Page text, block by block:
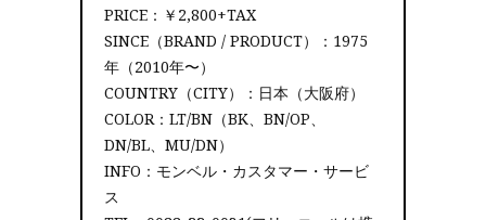
PRICE：￥2,800+TAX
SINCE（BRAND / PRODUCT）：1975
年（2010年〜）
COUNTRY（CITY）：日本（大阪府）
COLOR：LT/BN（BK、BN/OP、
DN/BL、MU/DN）
INFO：モンベル・カスタマー・サービ
ス